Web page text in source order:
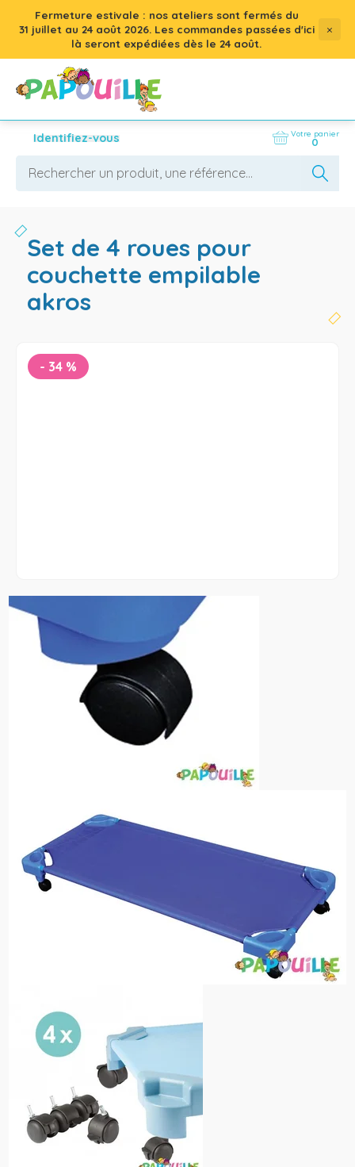
Fermeture estivale : nos ateliers sont fermés du
31 juillet au 24 août 2026. Les commandes passées d'ici
là seront expédiées dès le 24 août.
×
Identifiez-vous Votre panier
0
- 34 %
set de 4 roues pour
couchette empilable
akros